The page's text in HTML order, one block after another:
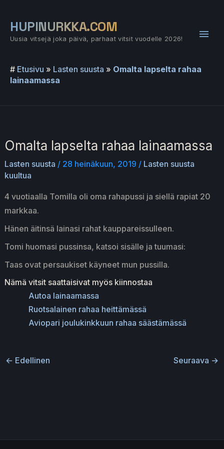
sisältöön
HUPINURKKA.COM
Uusia vitsejä joka päivä, parhaat vitsit vuodelle 2026!
# Etusivu » Lasten suusta » Omalta lapselta rahaa
lainaamassa
Omalta lapselta rahaa lainaamassa
Lasten suusta / 28 heinäkuun, 2019 / Lasten suusta
kuultua
4 vuotiaalla Tomilla oli oma rahapussi ja siellä rapiat 20
markkaa.
Hänen äitinsä lainasi rahat kauppareissulleen.
Tomi huomasi pussinsa, katsoi sisälle ja tuumasi:
Taas ovat persaukiset käyneet mun pussilla.
Nämä vitsit saattaisivat myös kiinnostaa
Autoa lainaamassa
Ruotsalainen rahaa heittämässä
Aviopari joulukinkkuun rahaa säästämässä
← Edellinen Seuraava →